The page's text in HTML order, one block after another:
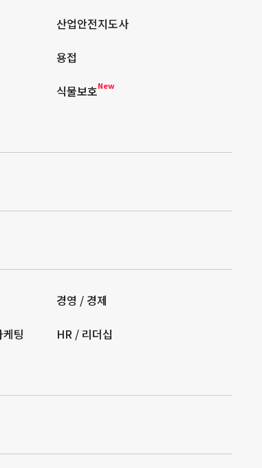
산업안전지도사
용접
식물보호New
경영 / 경제
팅 HR / 리더십